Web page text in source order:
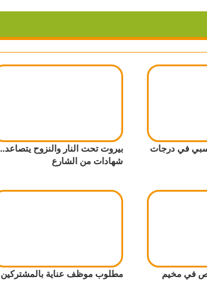
في درجات
بيروت تحت النار والنزوح يتصاعد..
شهادات من الشارع
في مخيم
مطلوب موظف عناية بالمشتركين